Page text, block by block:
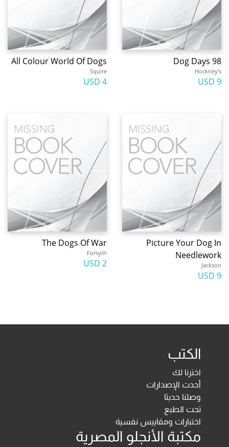
Dog Days 98
Hockney's
9 USD
All Colour World Of Dogs
Squire
4 USD
Picture Your Dog In
Needlework
Jackson
9 USD
The Dogs Of War
Forsyth
2 USD
الكتب
اخترنا لك
أحدث الإصدارات
وصلنا حديثا
تحت الطبع
اختبارات ومقاييس نفسية
مكتبة الأنجلو المصرية